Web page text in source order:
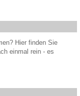
Hier finden Sie
einmal rein - es